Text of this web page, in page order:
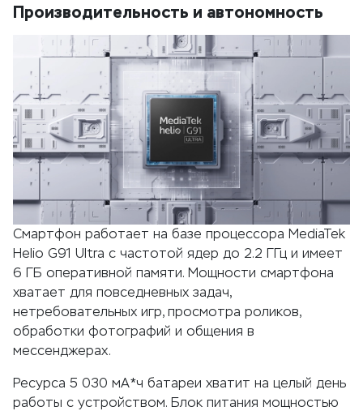
Производительность и автономность
Смартфон работает на базе процессора MediaTek
Helio G91 Ultra с частотой ядер до 2.2 ГГц и имеет
6 ГБ оперативной памяти. Мощности смартфона
хватает для повседневных задач,
нетребовательных игр, просмотра роликов,
обработки фотографий и общения в
мессенджерах.
Ресурса 5 030 мА*ч батареи хватит на целый день
работы с устройством. Блок питания мощностью